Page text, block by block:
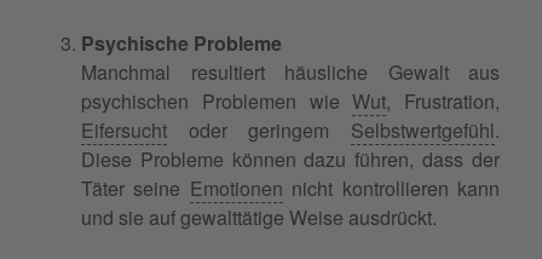
Psychische Probleme
Manchmal resultiert häusliche Gewalt aus
psychischen Problemen wieWut, Frustration,
Eifersucht oder geringem Selbstwertgefühl.
Diese Probleme können dazu führen, dass der
Täter seine Emotionen nicht kontrollieren kann
und sie auf gewalttätige Weise ausdrückt.